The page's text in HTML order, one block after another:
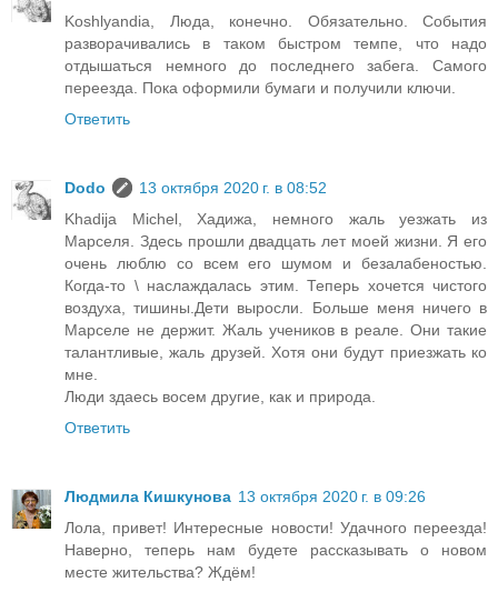
Koshlyandia, Люда, конечно. Обязательно. События
разворачивались в таком быстром темпе, что надо
отдышаться немного до последнего забега. Самого
переезда. Пока оформили бумаги и получили ключи.
Ответить
Dodo
13 октября 2020 г. в 08:52
Khadija Michel, Хадижа, немного жаль уезжать из
Марселя. Здесь прошли двадцать лет моей жизни. Я его
очень люблю со всем его шумом и безалабеностью.
Когда-то \ наслаждалась этим. Теперь хочется чистого
воздуха, тишины.Дети выросли. Больше меня ничего в
Марселе не держит. Жаль учеников в реале. Они такие
талантливые, жаль друзей. Хотя они будут приезжать ко
мне.
Люди здаесь восем другие, как и природа.
Ответить
Людмила Кишкунова 13 октября 2020 г. в 09:26
Лола, привет! Интересные новости! Удачного переезда!
Наверно, теперь нам будете рассказывать о новом
месте жительства? Ждём!